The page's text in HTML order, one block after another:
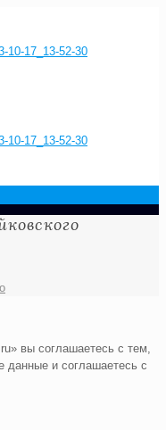
вы соглашаетесь с тем,
данные и соглашаетесь с